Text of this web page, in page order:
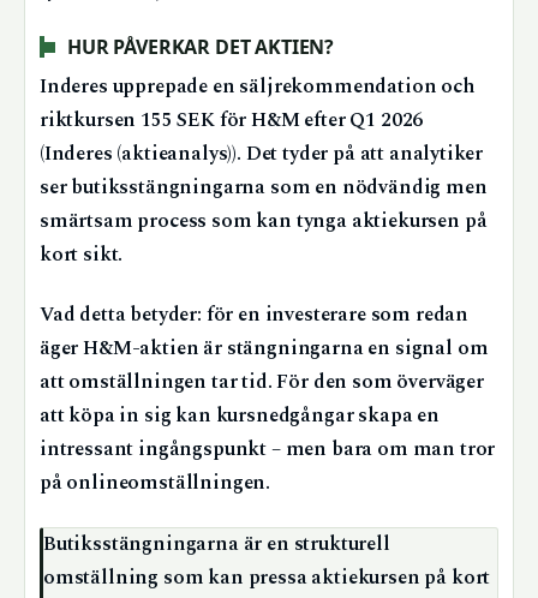
HUR PÅVERKAR DET AKTIEN?
Inderes upprepade en säljrekommendation och
riktkursen 155 SEK för H&M efter Q1 2026
(Inderes (aktieanalys)). Det tyder på att analytiker
ser butiksstängningarna som en nödvändig men
smärtsam process som kan tynga aktiekursen på
kort sikt.
Vad detta betyder: för en investerare som redan
äger H&M-aktien är stängningarna en signal om
att omställningen tar tid. För den som överväger
att köpa in sig kan kursnedgångar skapa en
intressant ingångspunkt – men bara om man tror
på onlineomställningen.
Butiksstängningarna är en strukturell
omställning som kan pressa aktiekursen på kort